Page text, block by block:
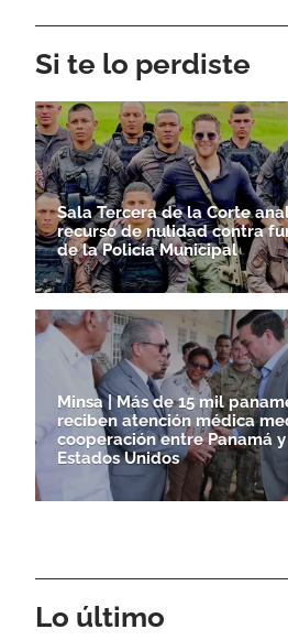
Si te lo perdiste
Sala Tercera de la Corte
recurso de nulidad contra
de la Policía Municipal
Minsa | Más de 15 mil
reciben atención médica
cooperación entre Panamá y
Estados Unidos
Lo último